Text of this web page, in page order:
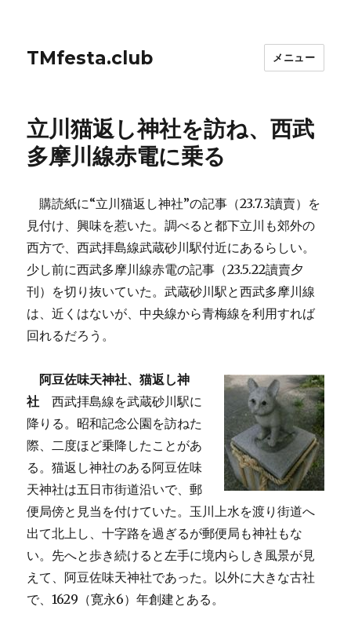
TMfesta.club メニュー
立川猫返し神社を訪ね、西武
多摩川線赤電に乗る
購読紙に“立川猫返し神社”の記事（23.7.3讀賣）を
見付け、興味を惹いた。調べると都下立川も郊外の
西方で、西武拝島線武蔵砂川駅付近にあるらしい。
少し前に西武多摩川線赤電の記事（23.5.22讀賣夕
刊）を切り抜いていた。武蔵砂川駅と西武多摩川線
は、近くはないが、中央線から青梅線を利用すれば
回れるだろう。
阿豆佐味天神社、猫返し神
社 西武拝島線を武蔵砂川駅に
降りる。昭和記念公園を訪ねた
際、二度ほど乗降したことがあ
る。猫返し神社のある阿豆佐味
天神社は五日市街道沿いで、郵
便局傍と見当を付けていた。玉川上水を渡り街道へ
出て北上し、十字路を過ぎるが郵便局も神社もな
い。先へと歩き続けると左手に境内らしき風景が見
えて、阿豆佐味天神社であった。以外に大きな古社
で、1629（寛永6）年創建とある。